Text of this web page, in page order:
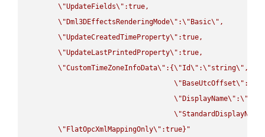
\"UpdateFields\" :true,
\" Dml3DEffectsRenderingMode\" :\" Basic\" ,
\"UpdateCreatedTimeProperty\" :true,
\"UpdateLastPrintedProperty\" :true,
\"CustomTimeZoneInfoData\" :{\"Id\" :\"string\" ,
\" BaseUtcOffset\" :
\" DisplayName\" :\"
\"StandardDisplayName
\" FlatOpcXmlMappingOnly\" :true}"